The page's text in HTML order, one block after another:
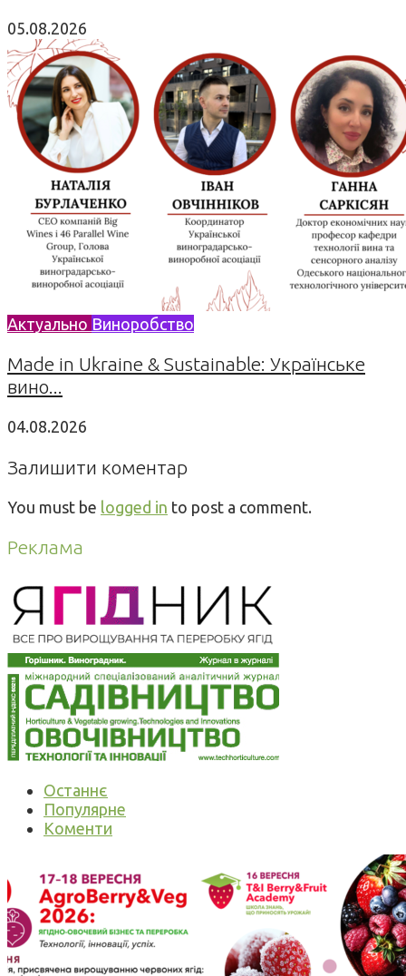
05.08.2026
Актуально Виноробство
Made in Ukraine & Sustainable: Українське
вино...
04.08.2026
Залишити коментар
You must be logged in to post a comment.
Реклама
Останнє
Популярне
Коменти